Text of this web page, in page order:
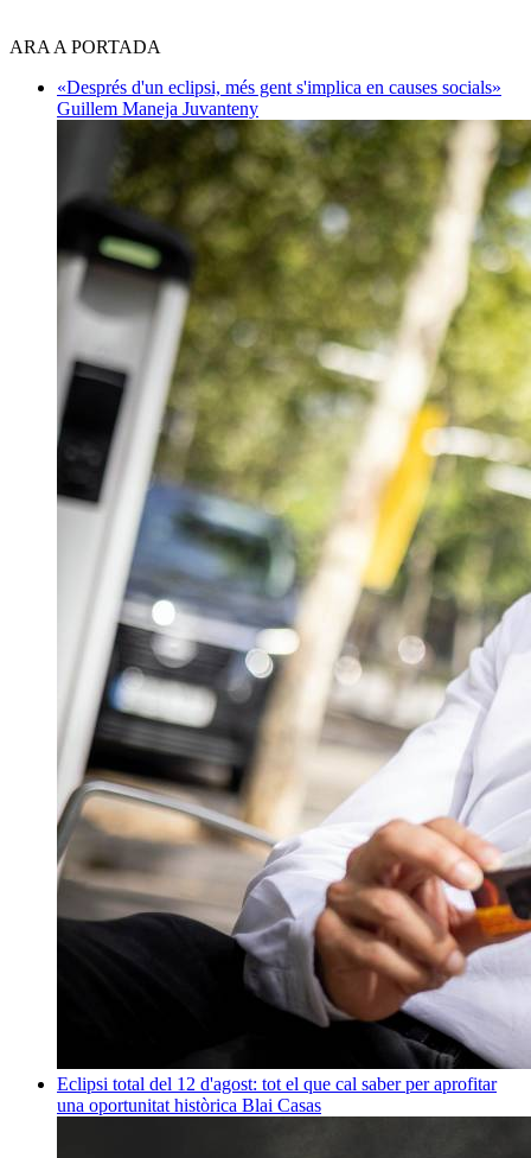
ARA A PORTADA
«Després d'un eclipsi, més gent s'implica en causes socials»
Guillem Maneja Juvanteny
Eclipsi total del 12 d'agost: tot el que cal saber per aprofitar
una oportunitat històrica Blai Casas